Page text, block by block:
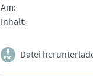
Am
Inhalt
Datei